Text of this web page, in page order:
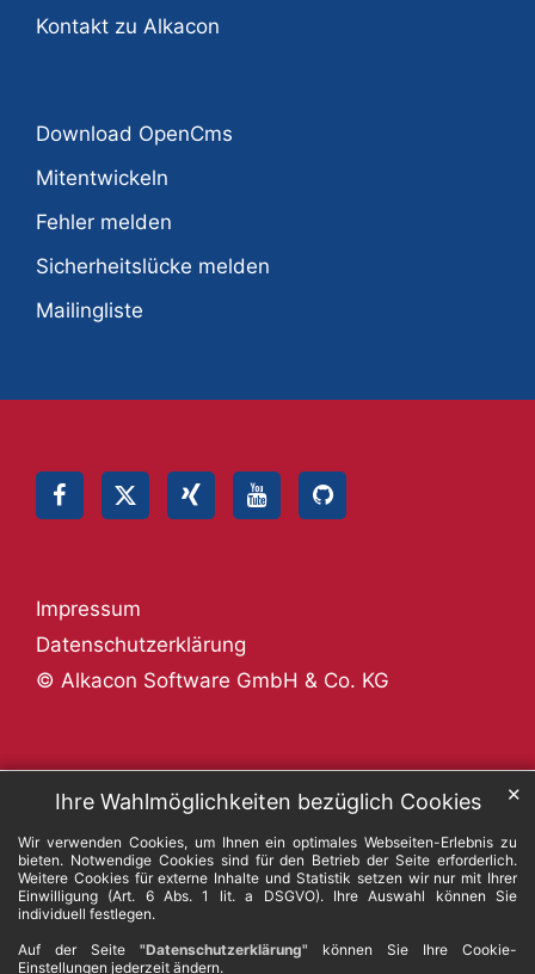
Ihre Wahlmöglichkeiten bezüglich Cookies
Wir verwenden Cookies, um Ihnen ein optimales Webseiten-Erlebnis zu
bieten. Notwendige Cookies sind für den Betrieb der Seite erforderlich.
Weitere Cookies für externe Inhalte und Statistik setzen wir nur mit Ihrer
Einwilligung (Art. 6 Abs. 1 lit. a DSGVO). Ihre Auswahl können Sie
individuell festlegen.
Auf der Seite "Datenschutzerklärung" können Sie Ihre Cookie-
Einstellungen jederzeit ändern.
✕
Kontakt zu Alkacon
Download OpenCms
Mitentwickeln
Fehler melden
Sicherheitslücke melden
Mailingliste
© Alkacon Software GmbH & Co. KG
Datenschutzerklärung
Impressum